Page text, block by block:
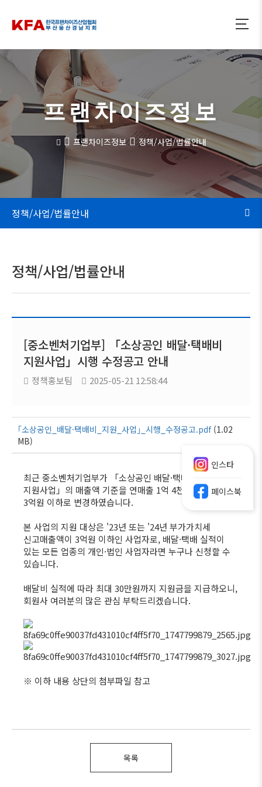
프랜차이즈정보
프랜차이즈정보 정책/사업/법률안내
정책/사업/법률안내
정책/사업/법률안내
[중소벤처기업부] 「소상공인 배달·택배비
지원사업」시행 수정공고 안내
정책홍보팀 2025-05-21 12:58:44
｢소상공인_배달·택배비_지원_사업｣_시행_수정공고.pdf(1.02
MB)
최근 중소벤처기업부가 「소상공인 배달·택배비
지원사업」의 매출액 기준을 연매출 1억 4천만원 미만에서
3억원 이하로 변경하였습니다.
본 사업의 지원 대상은 '23년 또는 '24년 부가가치세
신고매출액이 3억원 이하인 사업자로, 배달·택배 실적이
있는 모든 업종의 개인·법인 사업자라면 누구나 신청할 수
있습니다.
배달비 실적에 따라 최대 30만원까지 지원금을 지급하오니,
회원사 여러분의 많은 관심 부탁드리겠습니다.
※ 이하 내용 상단의 첨부파일 참고
목록
인스타
페이스북